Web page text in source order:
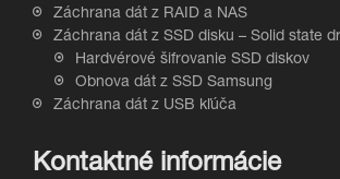
Záchrana dát z RAID a NAS
Záchrana dát z SSD disku – Solid state
Hardvérové šifrovanie SSD diskov
Obnova dát z SSD Samsung
Záchrana dát z USB kľúča
Kontaktné informácie